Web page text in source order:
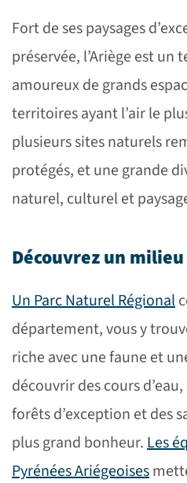
Fort de ses paysages
préservée, l’Ariège est
amoureux de grands
territoires ayant l’air le
plusieurs sites naturels
protégés, et une grande
naturel, culturel et
Découvrez un
Un Parc Naturel Régional
département, vous y
riche avec une faune et
découvrir des cours
forêts d’exception et des
plus grand bonheur.Les
Pyrénées Ariégeoises